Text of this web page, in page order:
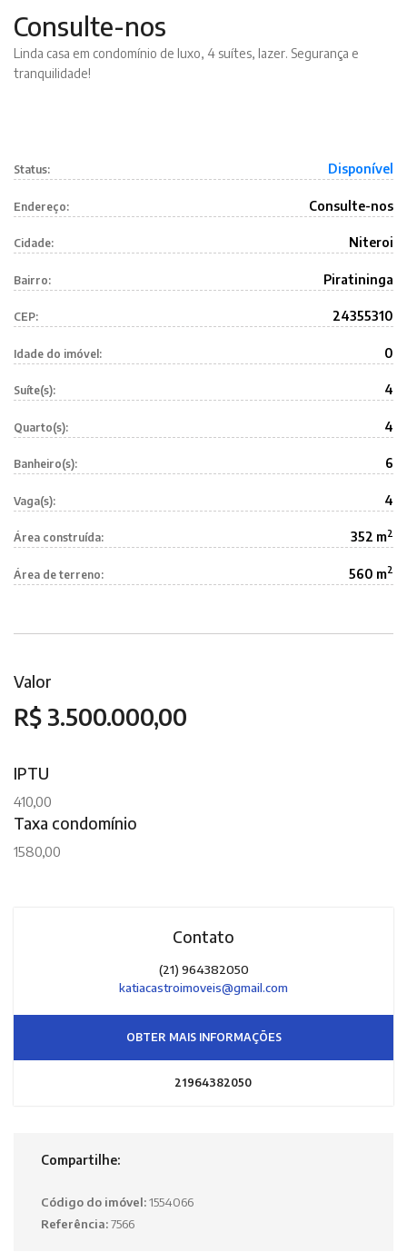
Consulte-nos
Linda casa em condomínio de luxo, 4 suítes, lazer. Segurança e
tranquilidade!
Status: Disponível
Endereço: Consulte-nos
Cidade: Niteroi
Bairro: Piratininga
CEP: 24355310
Idade do imóvel: 0
Suíte(s): 4
Quarto(s): 4
Banheiro(s): 6
Vaga(s): 4
Área construída: 352 m2
Área de terreno: 560 m2
Valor
R$ 3.500.000,00
IPTU
410,00
Taxa condomínio
1580,00
Contato
(21) 964382050
katiacastroimoveis@gmail.com
OBTER MAIS INFORMAÇÕES
21964382050
Compartilhe:
Código do imóvel:1554066
Referência:7566